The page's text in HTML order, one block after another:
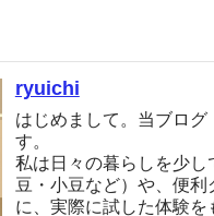
ryuichi
はじめまして。当ブロ
す。
私は日々の暮らしを少
豆・小豆など）や、便
に、実際に試した体験を